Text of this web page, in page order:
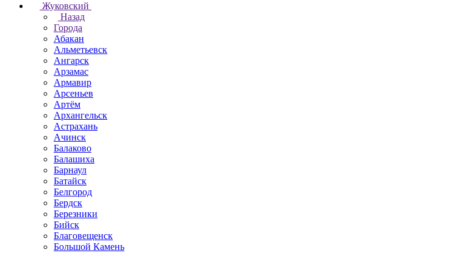
Жуковский
Назад
Города
Абакан
Альметьевск
Ангарск
Арзамас
Армавир
Арсеньев
Артём
Архангельск
Астрахань
Ачинск
Балаково
Балашиха
Барнаул
Батайск
Белгород
Бердск
Березники
Бийск
Благовещенск
Большой Камень